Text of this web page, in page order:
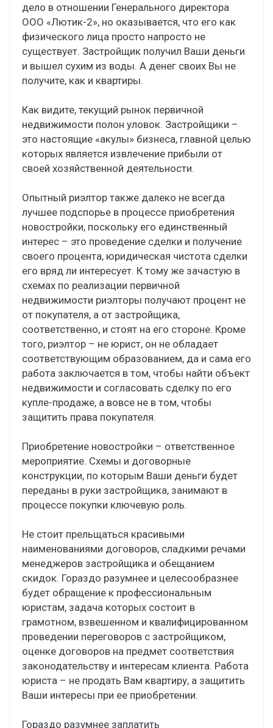
дело в отношении Генерального директора
ООО «Лютик-2», но оказывается, что его как
физического лица просто напросто не
существует. Застройщик получил Ваши деньги
и вышел сухим из воды. А денег своих Вы не
получите, как и квартиры.
Как видите, текущий рынок первичной
недвижимости полон уловок. Застройщики –
это настоящие «акулы» бизнеса, главной целью
которых является извлечение прибыли от
своей хозяйственной деятельности.
Опытный риэлтор также далеко не всегда
лучшее подспорье в процессе приобретения
новостройки, поскольку его единственный
интерес – это проведение сделки и получение
своего процента, юридическая чистота сделки
его вряд ли интересует. К тому же зачастую в
схемах по реализации первичной
недвижимости риэлторы получают процент не
от покупателя, а от застройщика,
соответственно, и стоят на его стороне. Кроме
того, риэлтор – не юрист, он не обладает
соответствующим образованием, да и сама его
работа заключается в том, чтобы найти объект
недвижимости и согласовать сделку по его
купле-продаже, а вовсе не в том, чтобы
защитить права покупателя.
Приобретение новостройки – ответственное
мероприятие. Схемы и договорные
конструкции, по которым Ваши деньги будет
переданы в руки застройщика, занимают в
процессе покупки ключевую роль.
Не стоит прельщаться красивыми
наименованиями договоров, сладкими речами
менеджеров застройщика и обещанием
скидок. Гораздо разумнее и целесообразнее
будет обращение к профессиональным
юристам, задача которых состоит в
грамотном, взвешенном и квалифицированном
проведении переговоров с застройщиком,
оценке договоров на предмет соответствия
законодательству и интересам клиента. Работа
юриста – не продать Вам квартиру, а защитить
Ваши интересы при ее приобретении.
Гораздо разумнее заплатить